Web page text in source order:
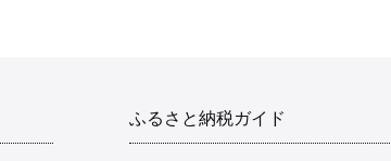
ふるさと納税ガイド